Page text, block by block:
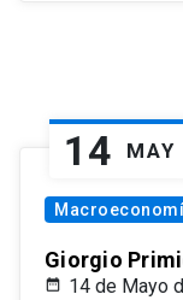
14 MAY
Giorgio
14 de Mayo